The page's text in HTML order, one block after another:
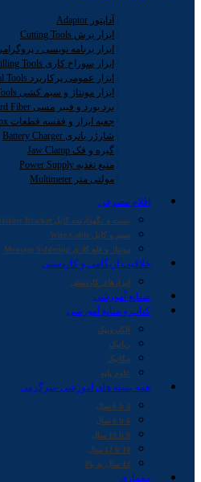
آداپتور Adaptor
ابزار برش Cutting Tools
ابزار برنامه نویسی ، پروگرامر Programmer
ابزار سوراخ کاری Drilling Tools
ابزار عمومی پرکاربرد General Tools
ابزار مونتاژ و سیم کشی Montage Wiring Tools
برد بورد و فیبر مسی Breadboard Fiber
جعبه ابزار و قفسه قطعات Tool & Component Box
شارژر باتری Battery Charger
گیره و فک Jaw Clamp
منبع تغذیه Power Supply
مولتی متر Multimeter
اقلام مصرفی
بست و نگهدارنده کابل Cable Holder Bracket
سیم و کابل Wire Cable
مونتاژ و قلع کاری Montage Soldering
خلاقیت اریگامی و کاردستی
ابزارهای کاردستی
صنایع آموزشی
کتاب و منابع آموزشی
الکترونیک
رباتیک
مکانیک
علوم پایه
همه بسته های آموزشی-سرگرمی
4 تا 6 سال
6 تا 8 سال
8 تا 10 سال
10 تا 12 سال
12 سال به بالا
معماری